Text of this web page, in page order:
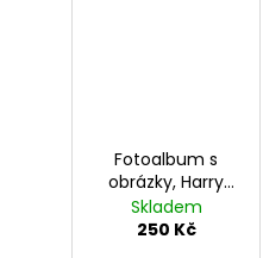
Fotoalbum s
obrázky, Harry
Potter
Skladem
250 Kč